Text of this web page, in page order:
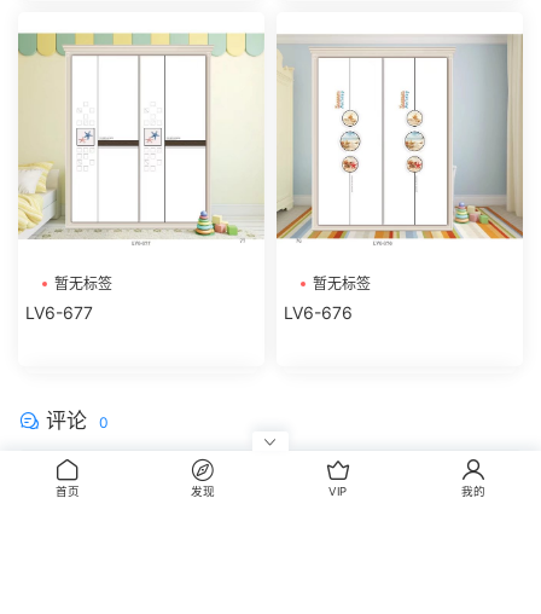
暂无标签
LV6-677
暂无标签
LV6-676
评论 0
首页 发现 VIP 我的